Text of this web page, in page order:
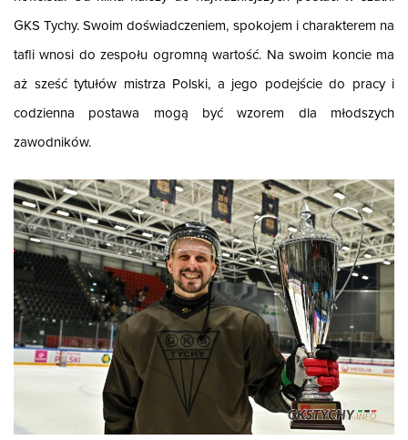
GKS Tychy. Swoim doświadczeniem, spokojem i charakterem na
tafli wnosi do zespołu ogromną wartość. Na swoim koncie ma
aż sześć tytułów mistrza Polski, a jego podejście do pracy i
codzienna postawa mogą być wzorem dla młodszych
zawodników.